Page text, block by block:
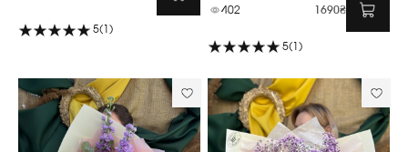
5(1)
402 1690₴
5(1)